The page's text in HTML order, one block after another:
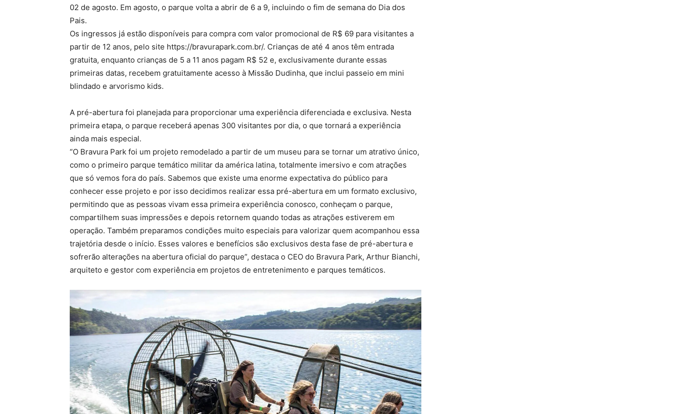
02 de agosto. Em agosto, o parque volta a abrir de 6 a 9, incluindo o fim de semana do Dia dos
Pais.
Os ingressos já estão disponíveis para compra com valor promocional de R$ 69 para visitantes a
partir de 12 anos, pelo site https://bravurapark.com.br/. Crianças de até 4 anos têm entrada
gratuita, enquanto crianças de 5 a 11 anos pagam R$ 52 e, exclusivamente durante essas
primeiras datas, recebem gratuitamente acesso à Missão Dudinha, que inclui passeio em mini
blindado e arvorismo kids.
A pré-abertura foi planejada para proporcionar uma experiência diferenciada e exclusiva. Nesta
primeira etapa, o parque receberá apenas 300 visitantes por dia, o que tornará a experiência
ainda mais especial.
“O Bravura Park foi um projeto remodelado a partir de um museu para se tornar um atrativo único,
como o primeiro parque temático militar da américa latina, totalmente imersivo e com atrações
que só vemos fora do país. Sabemos que existe uma enorme expectativa do público para
conhecer esse projeto e por isso decidimos realizar essa pré-abertura em um formato exclusivo,
permitindo que as pessoas vivam essa primeira experiência conosco, conheçam o parque,
compartilhem suas impressões e depois retornem quando todas as atrações estiverem em
operação. Também preparamos condições muito especiais para valorizar quem acompanhou essa
trajetória desde o início. Esses valores e benefícios são exclusivos desta fase de pré-abertura e
sofrerão alterações na abertura oficial do parque”, destaca o CEO do Bravura Park, Arthur Bianchi,
arquiteto e gestor com experiência em projetos de entretenimento e parques temáticos.